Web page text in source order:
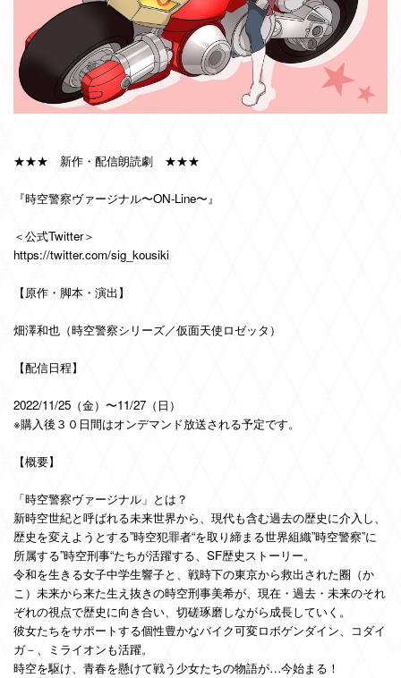
★★★ 新作・配信朗読劇 ★★★
『時空警察ヴァージナル〜ON-Line〜』
＜公式Twitter＞
https://twitter.com/sig_kousiki
【原作・脚本・演出】
畑澤和也（時空警察シリーズ／仮面天使ロゼッタ）
【配信日程】
2022/11/25（金）〜11/27（日）
※購入後３０日間はオンデマンド放送される予定です。
【概要】
「時空警察ヴァージナル」とは？
新時空世紀と呼ばれる未来世界から、現代も含む過去の歴史に介入し、
歴史を変えようとする”時空犯罪者“を取り締まる世界組織”時空警察”に
所属する”時空刑事“たちが活躍する、SF歴史ストーリー。
令和を生きる女子中学生響子と、戦時下の東京から救出された圈（か
こ）未来から来た生え抜きの時空刑事美希が、現在・過去・未来のそれ
ぞれの視点で歴史に向き合い、切磋琢磨しながら成長していく。
彼女たちをサポートする個性豊かなバイク可変ロボゲンダイン、コダイ
ガ－、ミライオンも活躍。
時空を駆け、青春を懸けて戦う少女たちの物語が…今始まる！